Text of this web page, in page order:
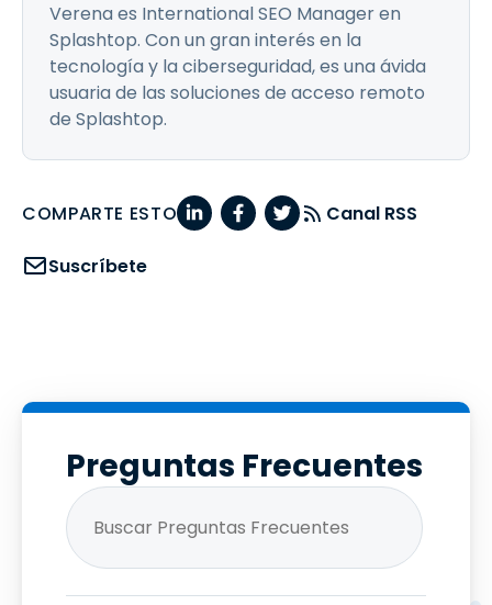
Verena es International SEO Manager en
Splashtop. Con un gran interés en la
tecnología y la ciberseguridad, es una ávida
usuaria de las soluciones de acceso remoto
de Splashtop.
COMPARTE ESTO Canal RSS
Suscríbete
Preguntas Frecuentes